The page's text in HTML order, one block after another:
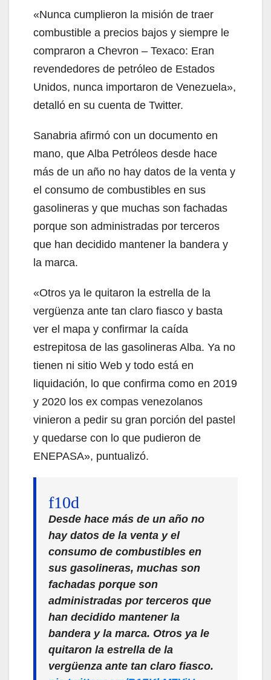
«Nunca cumplieron la misión de traer
combustible a precios bajos y siempre le
compraron a Chevron – Texaco: Eran
revendedores de petróleo de Estados
Unidos, nunca importaron de Venezuela»,
detalló en su cuenta de Twitter.
Sanabria afirmó con un documento en
mano, que Alba Petróleos desde hace
más de un año no hay datos de la venta y
el consumo de combustibles en sus
gasolineras y que muchas son fachadas
porque son administradas por terceros
que han decidido mantener la bandera y
la marca.
«Otros ya le quitaron la estrella de la
vergüenza ante tan claro fiasco y basta
ver el mapa y confirmar la caída
estrepitosa de las gasolineras Alba. Ya no
tienen ni sitio Web y todo está en
liquidación, lo que confirma como en 2019
y 2020 los ex compas venezolanos
vinieron a pedir su gran porción del pastel
y quedarse con lo que pudieron de
ENEPASA», puntualizó.
Desde hace más de un año no
hay datos de la venta y el
consumo de combustibles en
sus gasolineras, muchas son
fachadas porque son
administradas por terceros que
han decidido mantener la
bandera y la marca. Otros ya le
quitaron la estrella de la
vergüenza ante tan claro fiasco.